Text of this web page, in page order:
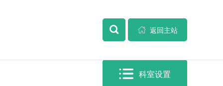
全部

  返回主站
 科室设置